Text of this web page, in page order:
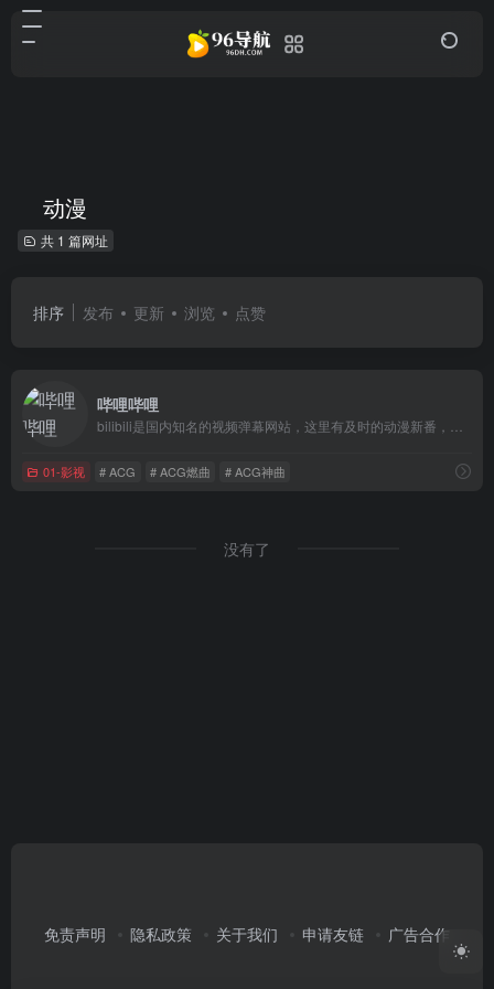
动漫
共 1 篇网址
排序 发布 更新 浏览 点赞
哔哩哔哩
01-影视 # ACG # ACG燃曲 # ACG神曲
没有了
免责声明 隐私政策 关于我们 申请友链 广告合作